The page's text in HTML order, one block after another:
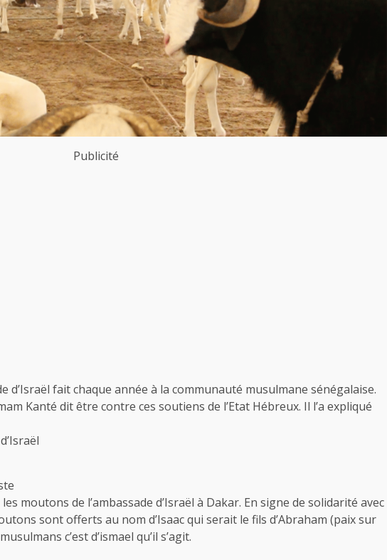
Publicité
d’Israël fait chaque année à la communauté musulmane sénégalaise.
Kanté dit être contre ces soutiens de l’Etat Hébreux. Il l’a expliqué
moutons de l’ambassade d’Israël à Dakar. En signe de solidarité avec
sont offerts au nom d’Isaac qui serait le fils d’Abraham (paix sur
c’est d’ismael qu’il s’agit.